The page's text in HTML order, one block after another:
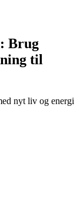
Brug
til
nyt liv og energi